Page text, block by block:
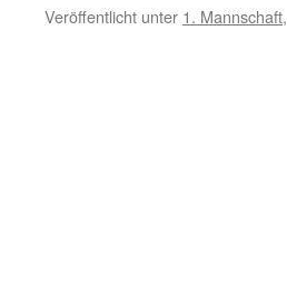
Veröffentlicht unter 1. Mannschaft,